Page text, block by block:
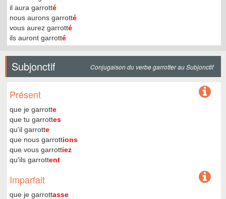
il aura garrotté
nous aurons garrotté
vous aurez garrotté
ils auront garrotté
Subjonctif Conjugaison du verbe garrotter au Subjonctif
Présent
que je garrotte
que tu garrottes
qu'il garrotte
que nous garrottions
que vous garrottiez
qu'ils garrottent
Imparfait
que je garrottasse